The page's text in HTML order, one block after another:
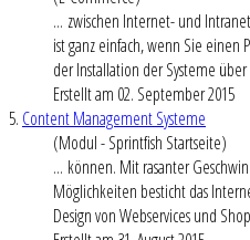
... zwischen Internet- und
ist ganz einfach, wenn Sie einen
der Installation der Systeme
Erstellt am 02. September 2015
5. Content Management Systeme
(Modul - Sprintfish Startseite)
... können. Mit rasanter
Möglichkeiten besticht das
Design von Webservices und